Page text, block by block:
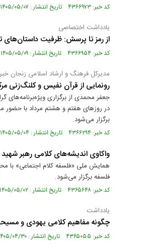
کد خبر: ۴۳۶۶۹۷۳ تاریخ انتشار : ۱۴۰۵/۰۵/۰۷
یادداشت اختصاصی
از رمز تا پرسش: ظرفیت داستان‌های
کد خبر: ۴۳۶۶۹۵۴ تاریخ انتشار : ۱۴۰۵/۰۵/۰۹
مدیرکل فرهنگ و ارشاد اسلامی زنجان
رونمایی از قرآن نفیس و کلنگ‌زنی
جعفر محمدی از برگزاری
در روزهای هفتم و هشتم مرداد با
برگزار می‌شود.
کد خبر: ۴۳۶۶۲۹۴ تاریخ انتشار : ۱۴۰۵/۰۵/۰۴
واکاوی اندیشه‌های کلامی رهبر
فلسفه برگزار می‌شود.
کد خبر: ۴۳۶۵۶۴۸ تاریخ انتشار : ۱۴۰۵/۰۵/۰۲
یادداشت
چگونه مفاهیم کلامی یهودی و
کد خبر: ۴۳۶۵۰۵۵ تاریخ انتشار : ۱۴۰۵/۰۴/۳۰